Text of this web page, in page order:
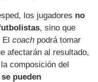
los jugadores no
, sino que
Elcoach podrá tomar
afectarán al resultado,
composición del
pueden